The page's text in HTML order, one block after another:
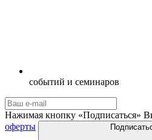
событий и семинаров
Нажимая кнопку «Подписаться»
оферты